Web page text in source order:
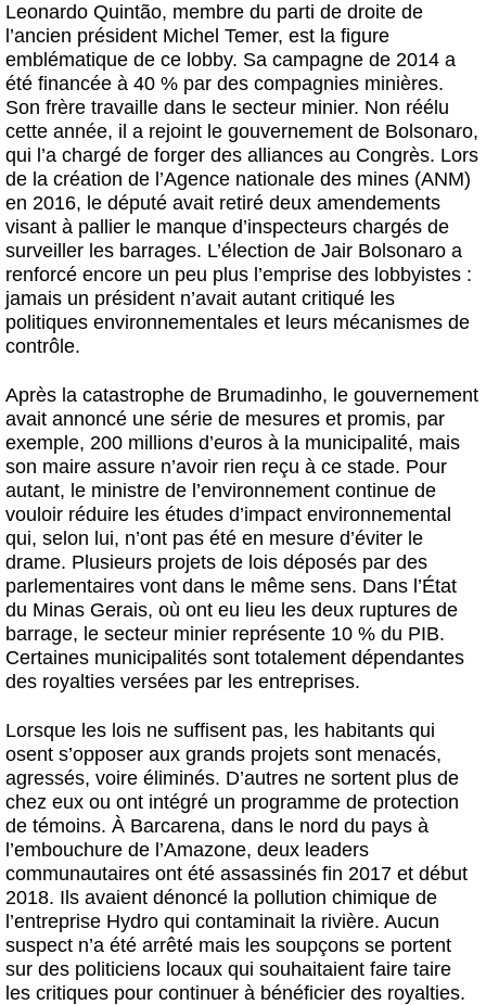
Leonardo Quintão, membre du parti de droite de
l’ancien président Michel Temer, est la figure
emblématique de ce lobby. Sa campagne de 2014 a
été financée à 40 % par des compagnies minières.
Son frère travaille dans le secteur minier. Non réélu
cette année, il a rejoint le gouvernement de Bolsonaro,
qui l’a chargé de forger des alliances au Congrès. Lors
de la création de l’Agence nationale des mines (ANM)
en 2016, le député avait retiré deux amendements
visant à pallier le manque d’inspecteurs chargés de
surveiller les barrages. L’élection de Jair Bolsonaro a
renforcé encore un peu plus l’emprise des lobbyistes :
jamais un président n’avait autant critiqué les
politiques environnementales et leurs mécanismes de
contrôle.
Après la catastrophe de Brumadinho, le gouvernement
avait annoncé une série de mesures et promis, par
exemple, 200 millions d’euros à la municipalité, mais
son maire assure n’avoir rien reçu à ce stade. Pour
autant, le ministre de l’environnement continue de
vouloir réduire les études d’impact environnemental
qui, selon lui, n’ont pas été en mesure d’éviter le
drame. Plusieurs projets de lois déposés par des
parlementaires vont dans le même sens. Dans l’État
du Minas Gerais, où ont eu lieu les deux ruptures de
barrage, le secteur minier représente 10 % du PIB.
Certaines municipalités sont totalement dépendantes
des royalties versées par les entreprises.
Lorsque les lois ne suffisent pas, les habitants qui
osent s’opposer aux grands projets sont menacés,
agressés, voire éliminés. D’autres ne sortent plus de
chez eux ou ont intégré un programme de protection
de témoins. À Barcarena, dans le nord du pays à
l’embouchure de l’Amazone, deux leaders
communautaires ont été assassinés fin 2017 et début
2018. Ils avaient dénoncé la pollution chimique de
l’entreprise Hydro qui contaminait la rivière. Aucun
suspect n’a été arrêté mais les soupçons se portent
sur des politiciens locaux qui souhaitaient faire taire
les critiques pour continuer à bénéficier des royalties.